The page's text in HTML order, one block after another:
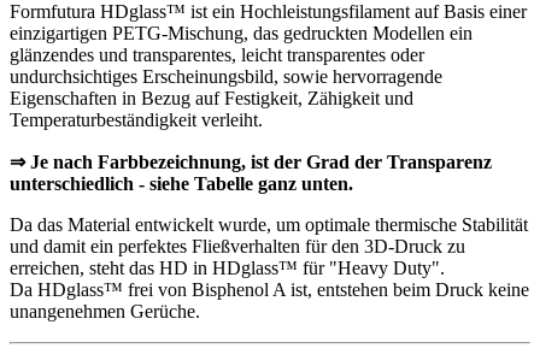
Formfutura HDglass™ ist ein Hochleistungsfilament auf Basis einer
einzigartigen PETG-Mischung, das gedruckten Modellen ein
glänzendes und transparentes, leicht transparentes oder
undurchsichtiges Erscheinungsbild, sowie hervorragende
Eigenschaften in Bezug auf Festigkeit, Zähigkeit und
Temperaturbeständigkeit verleiht.
⇒ Je nach Farbbezeichnung, ist der Grad der Transparenz
unterschiedlich - siehe Tabelle ganz unten.
Da das Material entwickelt wurde, um optimale thermische Stabilität
und damit ein perfektes Fließverhalten für den 3D-Druck zu
erreichen, steht das HD in HDglass™ für "Heavy Duty".
Da HDglass™ frei von Bisphenol A ist, entstehen beim Druck keine
unangenehmen Gerüche.